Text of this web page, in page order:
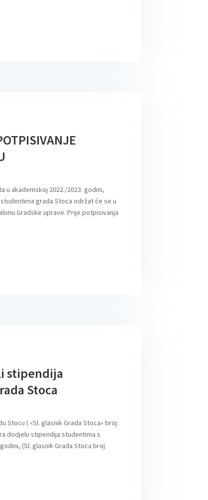
u akademskoj 2022./2023. godini,
grada Stoca održat će se u
Gradske uprave. Prije potpisivanja
stipendija
Stoca
Stocu ( «Sl. glasnik Grada Stoca» broj:
dodjelu stipendija studentima s
(Sl. glasnik Grada Stoca broj